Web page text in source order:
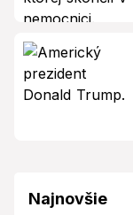
Najnovšie